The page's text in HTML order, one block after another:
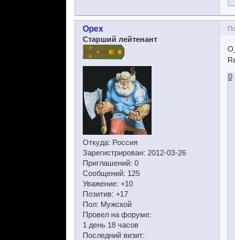
Opex
Старший лейтенант
Откуда: Россия
Зарегистрирован: 2012-03-26
Приглашений: 0
Сообщений: 125
Уважение: +10
Позитив: +17
Пол: Мужской
Провел на форуме:
1 день 18 часов
Последний визит:
0